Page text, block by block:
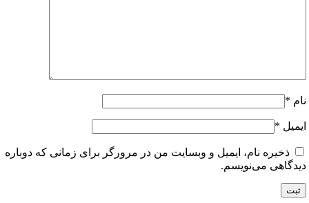
*
نام، ایمیل و وبسایت من در مرورگر برای زمانی که دوباره
می‌نویسم.